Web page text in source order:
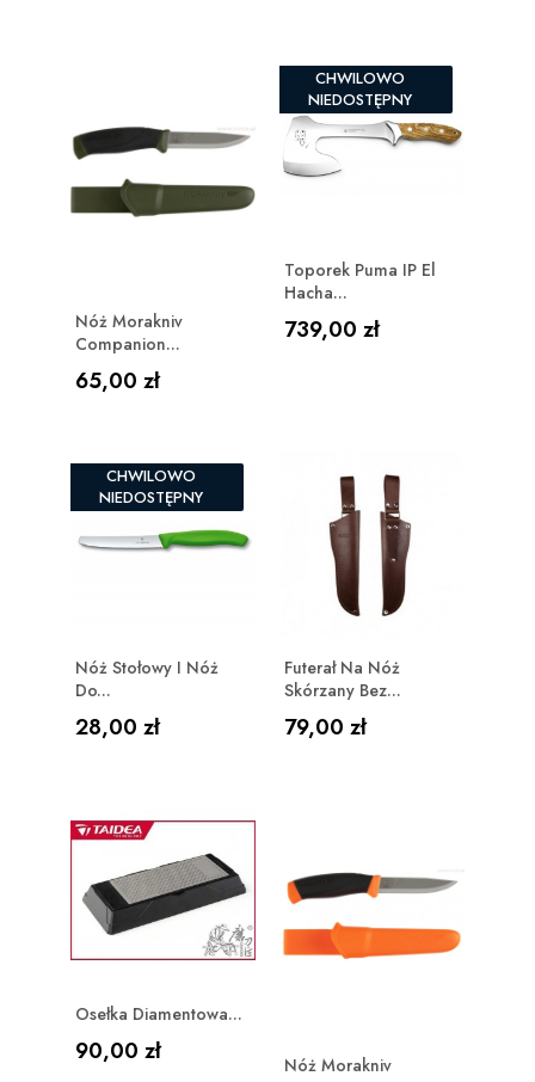
Nóż Morakniv
Companion...
Cena
65,00 zł
CHWILOWO
NIEDOSTĘPNY
Toporek Puma IP El
Hacha...
Cena
739,00 zł
CHWILOWO
NIEDOSTĘPNY
Nóż Stołowy I Nóż
Do...
Cena
28,00 zł
Futerał Na Nóż
Skórzany Bez...
Cena
79,00 zł
Osełka Diamentowa...
Cena
90,00 zł
Nóż Morakniv